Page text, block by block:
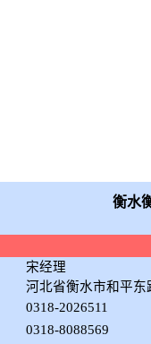
衡水
宋经理
河北省衡水市和平东
0318-2026511
0318-8088569